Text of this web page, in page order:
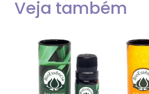
Veja também